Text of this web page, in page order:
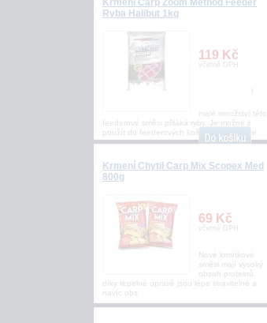
Krmení Carp Zoom Method Feeder
Ryba Halibut 1kg
119 Kč
včetně DPH
I
malé množství této
feederové směsi přiláká ryby. Je možné ji
použít do feederových košíků, method fee
Krmení Chytil Carp Mix Scopex Med
800g
69 Kč
včetně DPH
Nové krmítkové
směsi mají vysoký
obsah proteinů,
díky tepelné úpravě jsou lépe stravitelné a
navíc obs